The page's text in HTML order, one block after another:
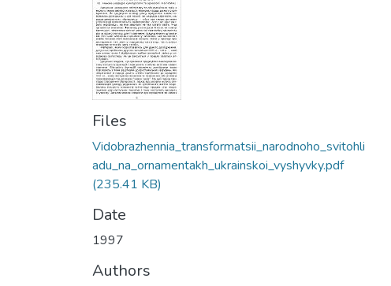
Files
Vidobrazhennia_transformatsii_narodnoho_svitohli
adu_na_ornamentakh_ukrainskoi_vyshyvky.pdf
(235.41 KB)
Date
1997
Authors